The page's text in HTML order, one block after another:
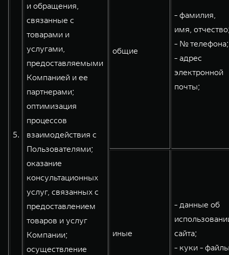
5.
и обращения,
связанные с
товарами и
услугами,
предоставляемыми
Компанией и ее
партнерами;
оптимизация
процессов
взаимодействия с
Пользователями;
оказание
консультационных
услуг, связанных с
предоставлением
товаров и услуг
Компании;
осуществление
общие
- фамилия,
имя,
- № телефона;
- адрес
электронной
почты;
иные
- данные об
сайта;
- куки -